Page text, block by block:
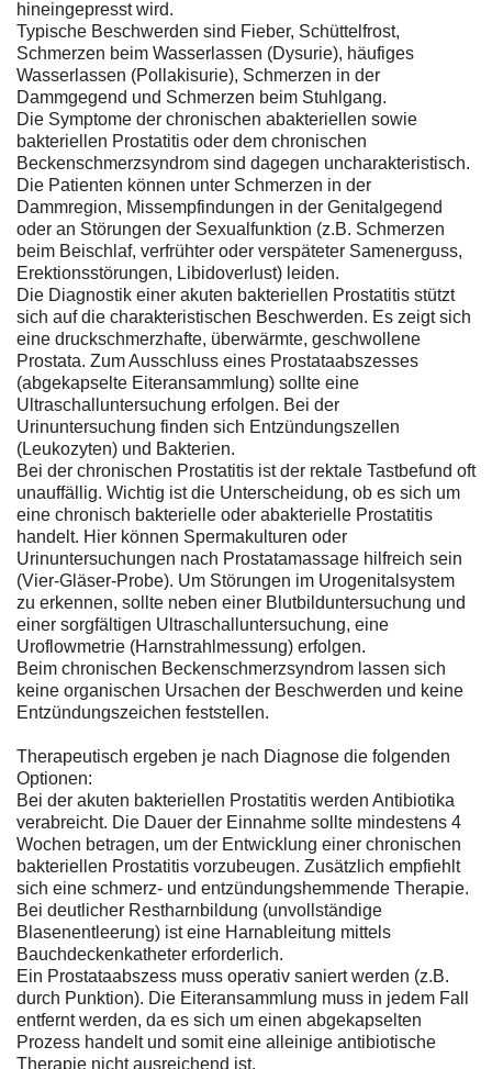
hineingepresst wird.
Typische Beschwerden sind Fieber, Schüttelfrost,
Schmerzen beim Wasserlassen (Dysurie), häufiges
Wasserlassen (Pollakisurie), Schmerzen in der
Dammgegend und Schmerzen beim Stuhlgang.
Die Symptome der chronischen abakteriellen sowie
bakteriellen Prostatitis oder dem chronischen
Beckenschmerzsyndrom sind dagegen uncharakteristisch.
Die Patienten können unter Schmerzen in der
Dammregion, Missempfindungen in der Genitalgegend
oder an Störungen der Sexualfunktion (z.B. Schmerzen
beim Beischlaf, verfrühter oder verspäteter Samenerguss,
Erektionsstörungen, Libidoverlust) leiden.
Die Diagnostik einer akuten bakteriellen Prostatitis stützt
sich auf die charakteristischen Beschwerden. Es zeigt sich
eine druckschmerzhafte, überwärmte, geschwollene
Prostata. Zum Ausschluss eines Prostataabszesses
(abgekapselte Eiteransammlung) sollte eine
Ultraschalluntersuchung erfolgen. Bei der
Urinuntersuchung finden sich Entzündungszellen
(Leukozyten) und Bakterien.
Bei der chronischen Prostatitis ist der rektale Tastbefund oft
unauffällig. Wichtig ist die Unterscheidung, ob es sich um
eine chronisch bakterielle oder abakterielle Prostatitis
handelt. Hier können Spermakulturen oder
Urinuntersuchungen nach Prostatamassage hilfreich sein
(Vier-Gläser-Probe). Um Störungen im Urogenitalsystem
zu erkennen, sollte neben einer Blutbilduntersuchung und
einer sorgfältigen Ultraschalluntersuchung, eine
Uroflowmetrie (Harnstrahlmessung) erfolgen.
Beim chronischen Beckenschmerzsyndrom lassen sich
keine organischen Ursachen der Beschwerden und keine
Entzündungszeichen feststellen.
Therapeutisch ergeben je nach Diagnose die folgenden
Optionen:
Bei der akuten bakteriellen Prostatitis werden Antibiotika
verabreicht. Die Dauer der Einnahme sollte mindestens 4
Wochen betragen, um der Entwicklung einer chronischen
bakteriellen Prostatitis vorzubeugen. Zusätzlich empfiehlt
sich eine schmerz- und entzündungshemmende Therapie.
Bei deutlicher Restharnbildung (unvollständige
Blasenentleerung) ist eine Harnableitung mittels
Bauchdeckenkatheter erforderlich.
Ein Prostataabszess muss operativ saniert werden (z.B.
durch Punktion). Die Eiteransammlung muss in jedem Fall
entfernt werden, da es sich um einen abgekapselten
Prozess handelt und somit eine alleinige antibiotische
Therapie nicht ausreichend ist.